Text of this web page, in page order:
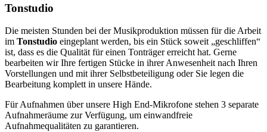
Tonstudio
Die meisten Stunden bei der Musikproduktion müssen für die Arbeit
im Tonstudio eingeplant werden, bis ein Stück soweit „geschliffen“
ist, dass es die Qualität für einen Tonträger erreicht hat. Gerne
bearbeiten wir Ihre fertigen Stücke in ihrer Anwesenheit nach Ihren
Vorstellungen und mit ihrer Selbstbeteiligung oder Sie legen die
Bearbeitung komplett in unsere Hände.
Für Aufnahmen über unsere High End-Mikrofone stehen 3 separate
Aufnahmeräume zur Verfügung, um einwandfreie
Aufnahmequalitäten zu garantieren.